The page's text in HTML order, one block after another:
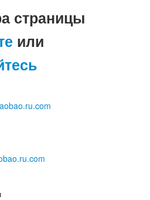
страницы
или